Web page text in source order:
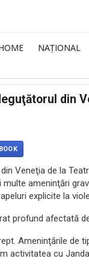
NAȚIONAL
din
Veneţia de la
ameninţări
explicite la
profund afectată
Ameninţările de
activitatea cu